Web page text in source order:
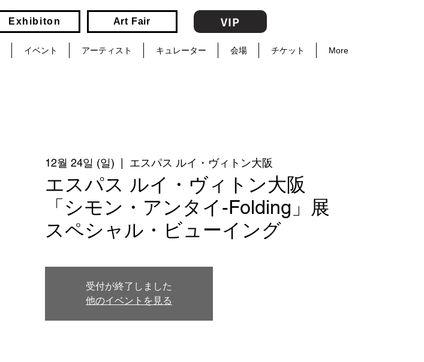
Exhibiton Art Fair VIP
イベント アーティスト キュレーター 会場 チケット More
12월 24일 (일)
  |
エスパス ルイ・ヴィトン大阪
エスパス ルイ・ヴィトン大阪
「シモン・アンタイ-Folding」展
スペシャル・ビューイング
受付が終了しました
他のイベントを見る